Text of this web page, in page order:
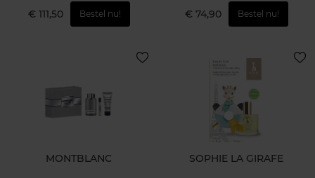
€ 111,50 Bestel nu! € 74,90 Bestel nu!
MONTBLANC SOPHIE LA GIRAFE